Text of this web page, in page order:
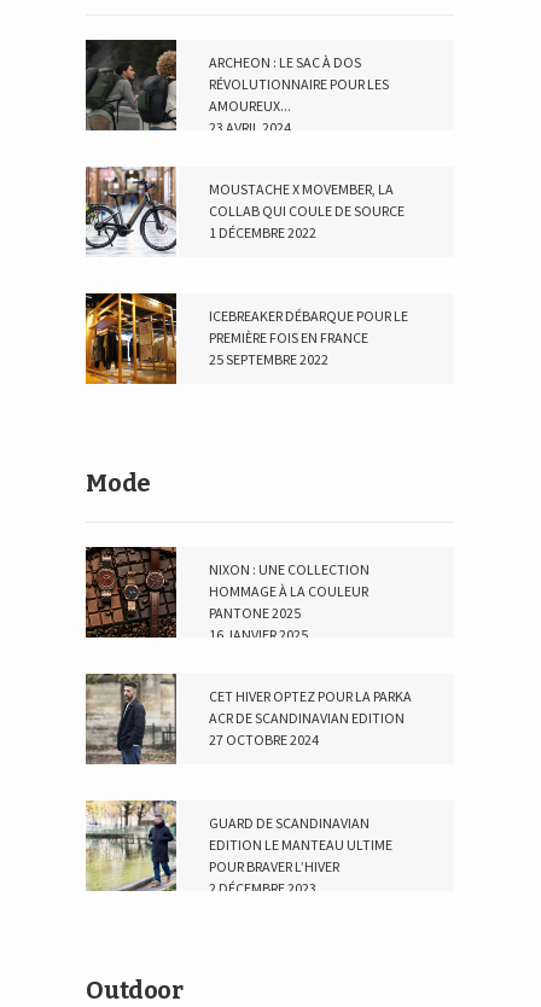
ARCHEON : LE SAC À DOS
RÉVOLUTIONNAIRE POUR LES
AMOUREUX...
23 AVRIL 2024
MOUSTACHE X MOVEMBER, LA
COLLAB QUI COULE DE SOURCE
1 DÉCEMBRE 2022
ICEBREAKER DÉBARQUE POUR LE
PREMIÈRE FOIS EN FRANCE
25 SEPTEMBRE 2022
Mode
NIXON : UNE COLLECTION
HOMMAGE À LA COULEUR
PANTONE 2025
16 JANVIER 2025
CET HIVER OPTEZ POUR LA PARKA
ACR DE SCANDINAVIAN EDITION
27 OCTOBRE 2024
GUARD DE SCANDINAVIAN
EDITION LE MANTEAU ULTIME
POUR BRAVER L’HIVER
2 DÉCEMBRE 2023
Outdoor